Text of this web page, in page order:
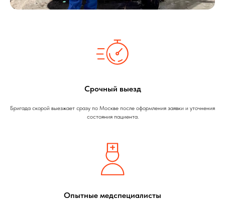
Срочный выезд
Бригада скорой выезжает сразу по Москве после оформления заявки и уточнения
состояния пациента.
Опытные медспециалисты